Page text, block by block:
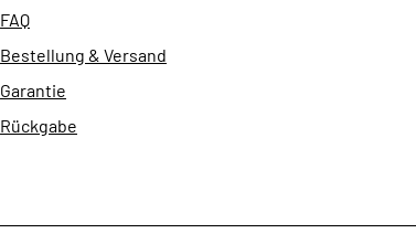
FAQ
Bestellung & Versand
Garantie
Rückgabe